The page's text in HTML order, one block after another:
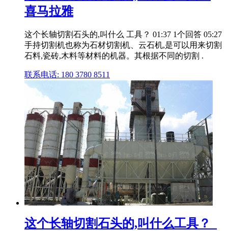
喜马拉雅
这个长轴切割石头的,叫什么 工具？ 01:37 1个回答 05:27
手持切割机也称为石材切割机、云石机,是可以用来切割
石料,瓷砖,木料等材料的机器。其根据不同的切割 .
联系电话: 180 3780 8511
这个长轴切割石头的,叫什么工具？_